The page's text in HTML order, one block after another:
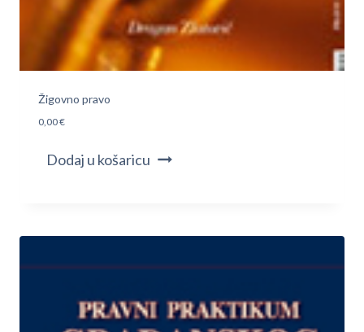
Žigovno pravo
0,00€
Dodaj u košaricu